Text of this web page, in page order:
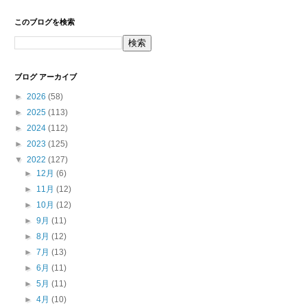
このブログを検索
ブログ アーカイブ
► 2026 (58)
► 2025 (113)
► 2024 (112)
► 2023 (125)
▼ 2022 (127)
► 12月(6)
► 11月(12)
► 10月(12)
►9月(11)
►8月(12)
►7月(13)
►6月(11)
►5月(11)
►4月(10)